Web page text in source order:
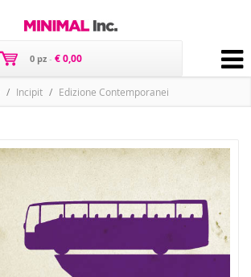
0 pz - € 0,00
Incipit Edizione Contemporanei